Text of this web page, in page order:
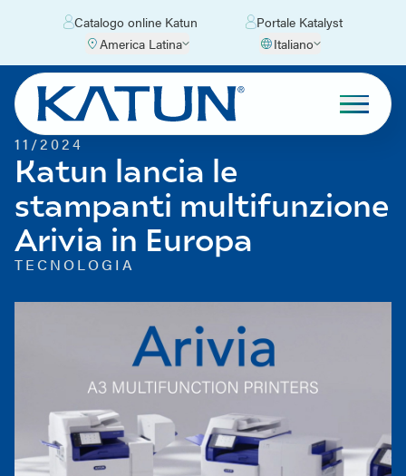
Catalogo online Katun
Portale Katalyst
America Latina
Italiano
11/2024
Katun lancia le
stampanti multifunzione
Arivia in Europa
TECNOLOGIA